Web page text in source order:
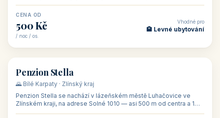
CENA OD
500 Kč
/ noc / os.
Vhodné pro
🏨 Levné ubytování
🏡 penzion
Penzion Stella
🌄 Bílé Karpaty · Zlínský kraj
Penzion Stella se nachází v lázeňském městě Luhačovice ve
Zlínském kraji, na adrese Solné 1010 — asi 500 m od centra a 1